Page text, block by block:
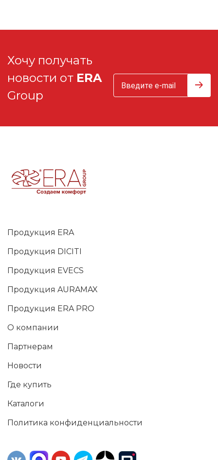
Хочу получать
новости от ERA
Group
Продукция ERA
Продукция DICITI
Продукция EVECS
Продукция AURAMAX
Продукция ERA PRO
О компании
Партнерам
Новости
Где купить
Каталоги
Политика конфиденциальности